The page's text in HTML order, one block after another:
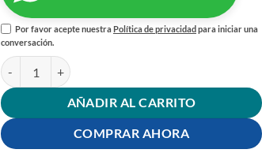
Por favor acepte nuestraPolítica de privacidadpara iniciar una
conversación.
ACEITE KIXX MERCON SINTETICO CUARTO cantidad
AÑADIR AL CARRITO
COMPRAR AHORA